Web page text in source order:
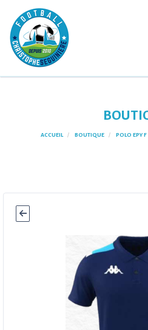
ACCUEIL BOUTIQUE POLO EPY
Panneau de gestion des cookies